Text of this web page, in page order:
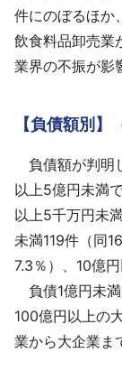
件にのぼるほか
飲食料品卸売業
業界の不振が影
【負債額別】
負債額が判明
以上5億円未満
以上5千万円未
未満119件（同
7.3％）、10億
負債1億円未
100億円以上の
業から大企業ま